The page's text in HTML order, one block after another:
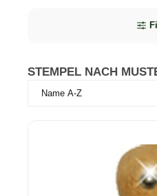
STEMPEL NACH